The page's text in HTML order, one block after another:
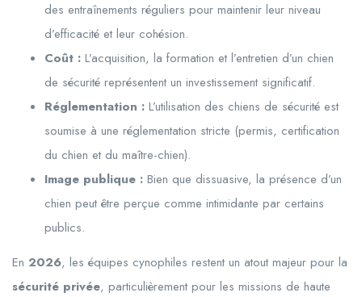
des entraînements réguliers pour maintenir leur niveau
d’efficacité et leur cohésion.
Coût : L’acquisition, la formation et l’entretien d’un chien
de sécurité représentent un investissement significatif.
Réglementation : L’utilisation des chiens de sécurité est
soumise à une réglementation stricte (permis, certification
du chien et du maître-chien).
Image publique : Bien que dissuasive, la présence d’un
chien peut être perçue comme intimidante par certains
publics.
En 2026, les équipes cynophiles restent un atout majeur pour la
sécurité privée, particulièrement pour les missions de haute